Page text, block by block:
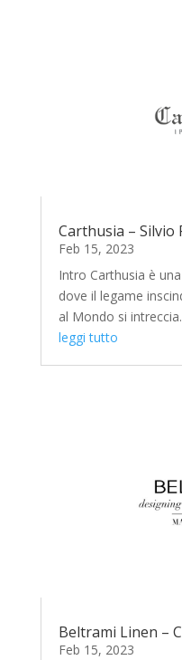
Carthusia – Silvio
Feb 15, 2023
Intro Carthusia è
dove il legame
al Mondo si
leggi tutto
Beltrami Linen –
Feb 15, 2023